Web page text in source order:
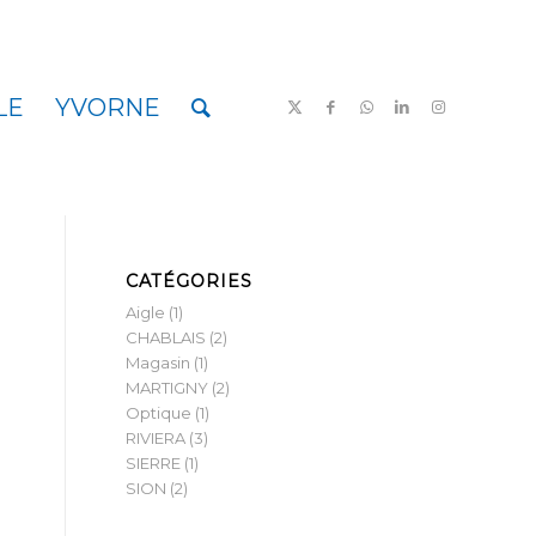
YVORNE
CATÉGORIES
Aigle (1)
CHABLAIS (2)
Magasin (1)
MARTIGNY (2)
Optique (1)
RIVIERA (3)
SIERRE (1)
SION (2)